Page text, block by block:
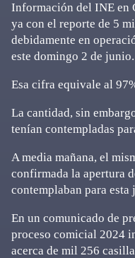
Información del INE en
ya con el reporte de 5
debidamente en
este domingo 2 de junio.
Esa cifra equivale al
La cantidad, sin
tenían contempladas
A media mañana, el
confirmada la apertura
contemplaban para esta
En un comunicado de
proceso comicial 2024
acerca de mil 256